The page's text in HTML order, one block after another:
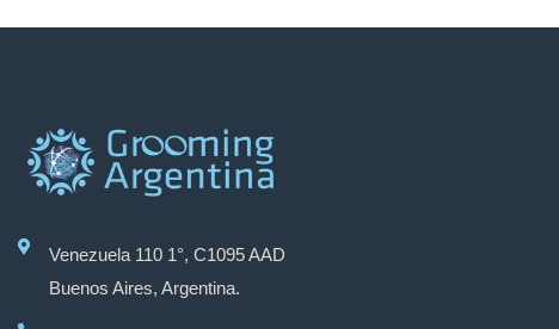
Venezuela 110 1°, C1095 AAD
Buenos Aires, Argentina.